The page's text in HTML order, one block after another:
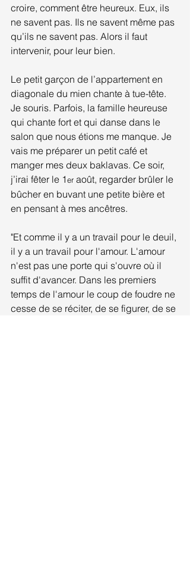
croire, comment être heureux. Eux, ils
ne savent pas. Ils ne savent même pas
qu’ils ne savent pas. Alors il faut
intervenir, pour leur bien.
Le petit garçon de l’appartement en
diagonale du mien chante à tue-tête.
Je souris. Parfois, la famille heureuse
qui chante fort et qui danse dans le
salon que nous étions me manque. Je
vais me préparer un petit café et
manger mes deux baklavas. Ce soir,
j’irai fêter le 1er août, regarder brûler le
bûcher en buvant une petite bière et
en pensant à mes ancêtres.
"Et comme il y a un travail pour le deuil,
il y a un travail pour l'amour. L'amour
n'est pas une porte qui s'ouvre où il
suffit d'avancer. Dans les premiers
temps de l'amour le coup de foudre ne
cesse de se réciter, de se figurer, de se